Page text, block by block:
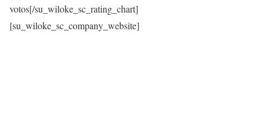
votos[/su_wiloke_sc_rating_chart]
[su_wiloke_sc_company_website]